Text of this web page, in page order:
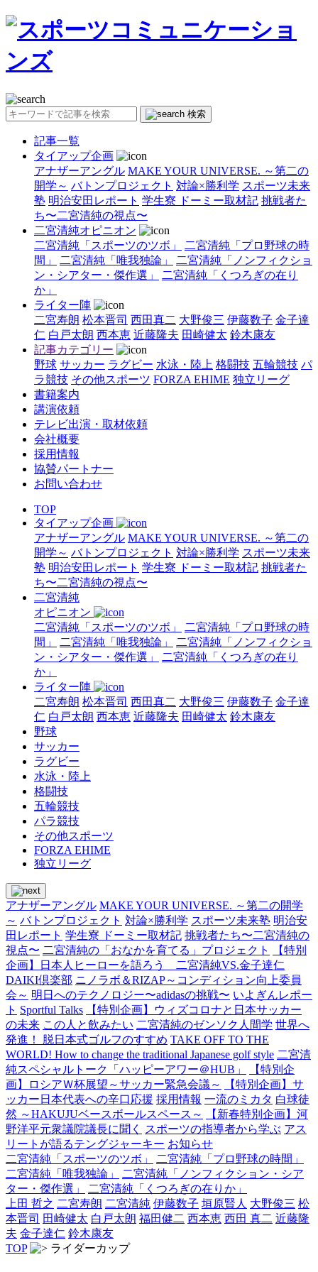
検索
記事一覧
タイアップ企画
アナザーアングル MAKE YOUR UNIVERSE. ～第二の
開学～ バトンプロジェクト 対論×勝利学 スポーツ未来
塾 明治安田レポート 学生寮 ドーミー取材記 挑戦者た
ち〜二宮清純の視点〜
二宮清純オピニオン
二宮清純「スポーツのツボ」
二宮清純「プロ野球の時
間」
二宮清純「唯我独論」
二宮清純「ノンフィクショ
ン・シアター・傑作選」
二宮清純「くつろぎの在り
か」
ライター陣
二宮寿朗 松本晋司 西田真二 大野俊三 伊藤数子 金子達
仁 白戸太朗 西本恵 近藤隆夫 田崎健太 鈴木康友
記事カテゴリー
野球 サッカー ラグビー 水泳・陸上 格闘技 五輪競技 パ
ラ競技 その他スポーツ FORZA EHIME 独立リーグ
書籍案内
講演依頼
テレビ出演・取材依頼
会社概要
採用情報
協賛パートナー
お問い合わせ
TOP
タイアップ企画
アナザーアングル MAKE YOUR UNIVERSE. ～第二の
開学～ バトンプロジェクト 対論×勝利学 スポーツ未来
塾 明治安田レポート 学生寮 ドーミー取材記 挑戦者た
ち〜二宮清純の視点〜
二宮清純
オピニオン
二宮清純「スポーツのツボ」
二宮清純「プロ野球の時
間」
二宮清純「唯我独論」
二宮清純「ノンフィクショ
ン・シアター・傑作選」
二宮清純「くつろぎの在り
か」
ライター陣
二宮寿朗 松本晋司 西田真二 大野俊三 伊藤数子 金子達
仁 白戸太朗 西本恵 近藤隆夫 田崎健太 鈴木康友
野球
サッカー
ラグビー
水泳・陸上
格闘技
五輪競技
パラ競技
その他スポーツ
FORZA EHIME
独立リーグ
アナザーアングル MAKE YOUR UNIVERSE. ～第二の開学
～ バトンプロジェクト 対論×勝利学 スポーツ未来塾 明治安
田レポート 学生寮 ドーミー取材記 挑戦者たち〜二宮清純の
視点〜 二宮清純の「おなかを育てる」プロジェクト
【特別
企画】日本人ヒーローを語ろう 二宮清純VS.金子達仁
DAIKI倶楽部 ニノラボ＆RIZAP～コンディション向上委員
会～ 明日へのテクノロジー〜adidasの挑戦〜 いよぎんレポー
ト Sportful Talks
【特別企画】ウィズコロナと日本サッカー
の未来 この人と飲みたい 二宮清純のゼンソク人間学 世界へ
発進！ 脱日本式ゴルフのすすめ TAKE OFF TO THE
WORLD! How to change the traditional Japanese golf style 二宮清
純スペシャルトーク「ハッピーアワー＠HUB」
【特別企
画】ロシアＷ杯展望～サッカー緊急会議～
【特別企画】サ
ッカー日本代表への辛口応援 採用情報 一流のミカタ 白球徒
然 ～HAKUJUベースボールスペース～
【新春特別企画】河
野洋平元衆議院議長に聞く
スポーツの指導者から学ぶ アス
リートが語るテングジャーキー お知らせ
二宮清純「スポーツのツボ」
二宮清純「プロ野球の時間」
二宮清純「唯我独論」
二宮清純「ノンフィクション・シア
ター・傑作選」
二宮清純「くつろぎの在りか」
上田 哲之 二宮寿朗 二宮清純 伊藤数子 垣原賢人 大野俊三 松
本晋司 田崎健太 白戸太朗 福田健二 西本恵 西田 真二 近藤隆
夫 金子達仁 鈴木康友
TOP
ライダーカップ